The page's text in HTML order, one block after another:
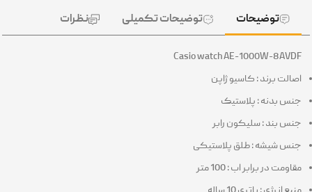
توضیحات توضیحات تکمیلی نظرات
Casio watch AE-1000W-
برند : کاسیو ژاپن
بدنه : پلاستیک
بند : سلیکون رابر
شیشه : طلق پلاستیکی
در برابر اب : 100 متر